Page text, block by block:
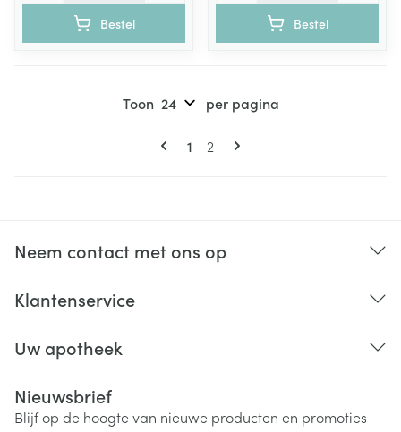
Bestel Bestel
Pagina's
U lees momenteel pagina
1 Pagina
2
Toon per pagina
Neem contact met ons op
Klantenservice
Uw apotheek
Nieuwsbrief
Blijf op de hoogte van nieuwe producten en promoties